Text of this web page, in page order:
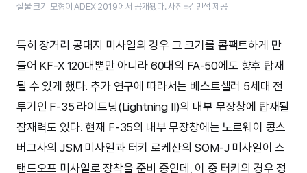
실물 크기 모형이 ADEX 2019에서 공개됐다. 사진=김민석 제공
특히 장거리 공대지 미사일의 경우 그 크기를 콤팩트하게 만
들어 KF-X 120대뿐만 아니라 60대의 FA-50에도 향후 탑재
될 수 있게 했다. 추가 연구에 따라서는 베스트셀러 5세대 전
투기인 F-35 라이트닝(Lightning II)의 내부 무장창에 탑재될
잠재력도 있다. 현재 F-35의 내부 무장창에는 노르웨이 콩스
버그사의 JSM 미사일과 터키 로케산의 SOM-J 미사일이 스
탠드오프 미사일로 장착을 준비 중인데, 이 중 터키의 경우 정